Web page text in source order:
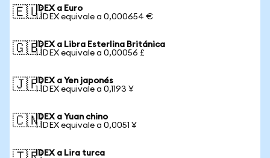
🇪🇺IDEX a Euro
1 IDEX equivale a 0,000654 €
🇬🇧IDEX a Libra Esterlina Británica
1 IDEX equivale a 0,00056 £
🇯🇵IDEX a Yen japonés
1 IDEX equivale a 0,1193 ¥
🇨🇳IDEX a Yuan chino
1 IDEX equivale a 0,0051 ¥
IDEX a Lira turca